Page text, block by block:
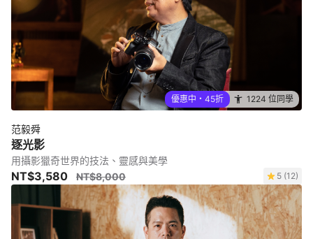
優惠中・45折 1224 位同學
范毅舜
逐光影
用攝影獵奇世界的技法、靈感與美學
NT$3,580 NT$8,000 5 (12)